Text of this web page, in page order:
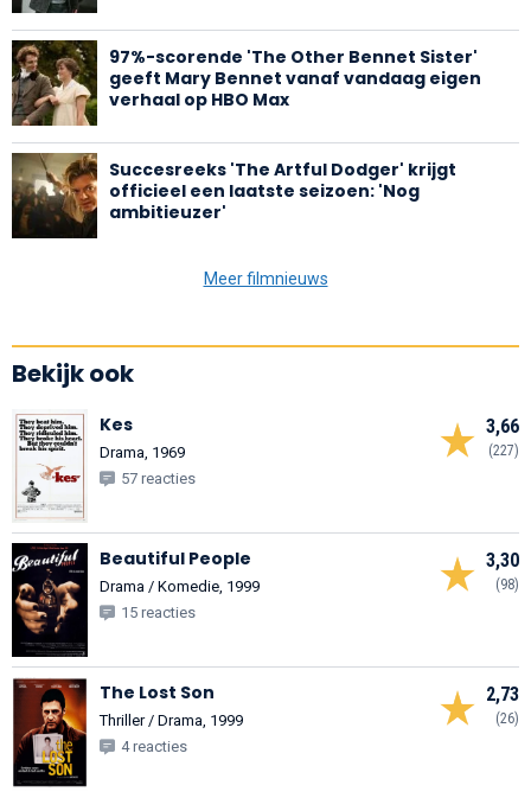
97%-scorende 'The Other Bennet Sister'
geeft Mary Bennet vanaf vandaag eigen
verhaal op HBO Max
Succesreeks 'The Artful Dodger' krijgt
officieel een laatste seizoen: 'Nog
ambitieuzer'
Meer filmnieuws
Bekijk ook
3,66
(227)
Kes
Drama, 1969
57 reacties
3,30
(98)
Beautiful People
Drama / Komedie, 1999
15 reacties
2,73
(26)
The Lost Son
Thriller / Drama, 1999
4 reacties